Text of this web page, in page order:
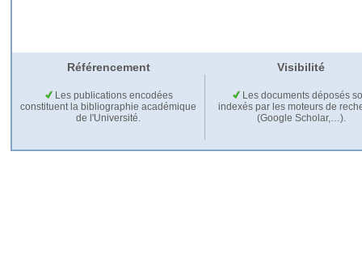
Référencement Visibilité
Les publications encodées
constituent la bibliographie académique
de l'Université.
Les documents déposés
indexés par les moteurs de
(Google Scholar,…).